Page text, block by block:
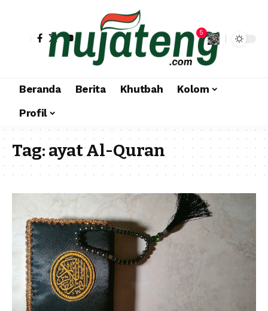
5
Beranda Berita Khutbah
Kolom
Profil
Tag:ayat Al-Quran